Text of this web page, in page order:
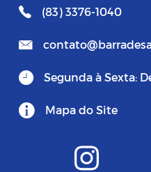
(83) 3376-1040
Segunda à Sexta:
Mapa do Site